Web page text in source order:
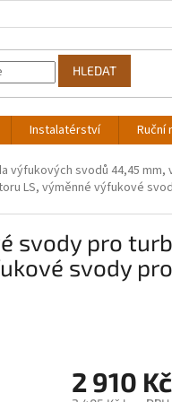
HLEDAT
Instalatérství Ruční
výfukových svodů 44,45
LS, výměnné výfukové
svody pro
svody pro
2 910 Kč